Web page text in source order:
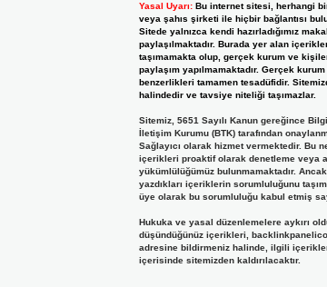
Yasal Uyarı: Bu internet sitesi, herhangi
veya şahıs şirketi ile hiçbir bağlantısı
Sitede yalnızca kendi hazırladığımız
paylaşılmaktadır. Burada yer alan
taşımamakta olup, gerçek kurum ve
paylaşım yapılmamaktadır. Gerçek
benzerlikleri tamamen tesadüfidir.
halindedir ve tavsiye niteliği taşımazlar.
Sitemiz, 5651 Sayılı Kanun gereğince
İletişim Kurumu (BTK) tarafından
Sağlayıcı olarak hizmet vermektedir. Bu
içerikleri proaktif olarak denetleme veya
yükümlülüğümüz bulunmamaktadır.
yazdıkları içeriklerin sorumluluğunu
üye olarak bu sorumluluğu kabul etmiş
Hukuka ve yasal düzenlemelere aykırı
düşündüğünüz içerikleri,
adresine bildirmeniz halinde, ilgili
içerisinde sitemizden kaldırılacaktır.